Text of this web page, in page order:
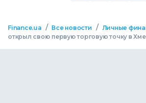
Finance.ua / Все новости / Личные
открыл свою первую торговую точку в